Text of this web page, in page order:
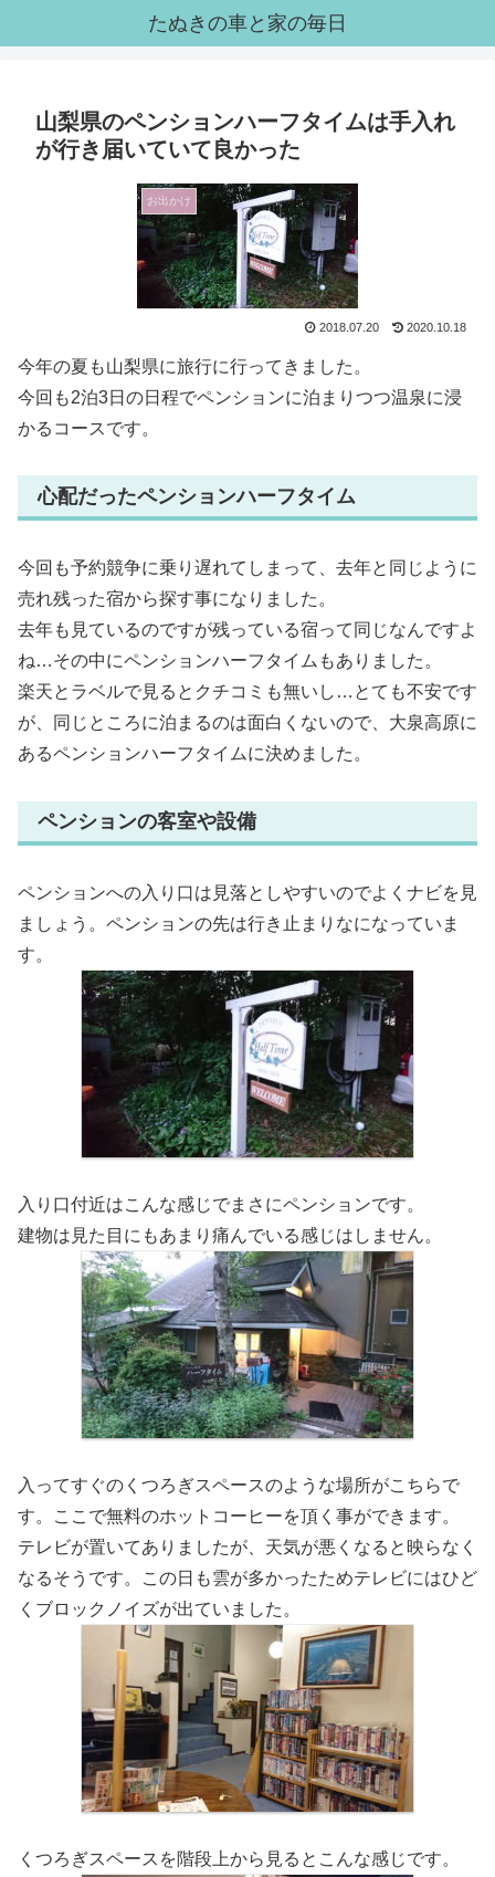
たぬきの車と家の毎日
山梨県のペンションハーフタイムは手入れ
が行き届いていて良かった
お出かけ
2018.07.20 2020.10.18
今年の夏も山梨県に旅行に行ってきました。
今回も2泊3日の日程でペンションに泊まりつつ温泉に浸
かるコースです。
心配だったペンションハーフタイム
今回も予約競争に乗り遅れてしまって、去年と同じように
売れ残った宿から探す事になりました。
去年も見ているのですが残っている宿って同じなんですよ
ね…その中にペンションハーフタイムもありました。
楽天とラベルで見るとクチコミも無いし…とても不安です
が、同じところに泊まるのは面白くないので、大泉高原に
あるペンションハーフタイムに決めました。
ペンションの客室や設備
ペンションへの入り口は見落としやすいのでよくナビを見
ましょう。ペンションの先は行き止まりなになっていま
す。
入り口付近はこんな感じでまさにペンションです。
建物は見た目にもあまり痛んでいる感じはしません。
入ってすぐのくつろぎスペースのような場所がこちらで
す。ここで無料のホットコーヒーを頂く事ができます。
テレビが置いてありましたが、天気が悪くなると映らなく
なるそうです。この日も雲が多かったためテレビにはひど
くブロックノイズが出ていました。
くつろぎスペースを階段上から見るとこんな感じです。